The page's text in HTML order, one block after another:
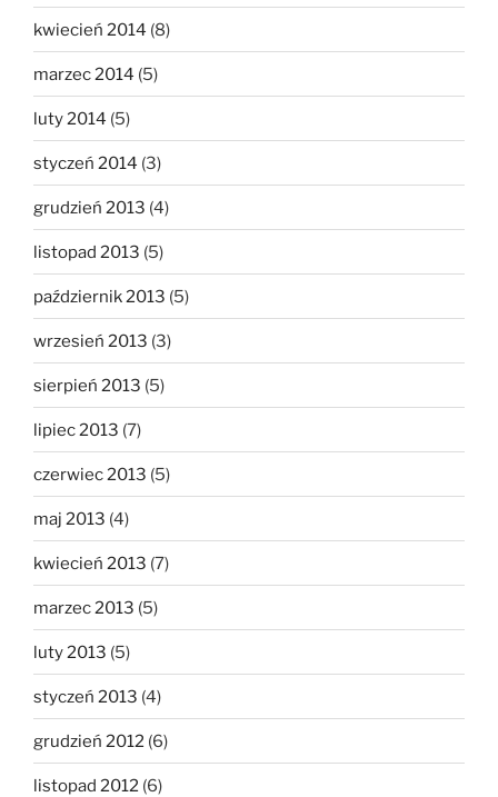
kwiecień 2014 (8)
marzec 2014 (5)
luty 2014 (5)
styczeń 2014 (3)
grudzień 2013 (4)
listopad 2013 (5)
październik 2013 (5)
wrzesień 2013 (3)
sierpień 2013 (5)
lipiec 2013 (7)
czerwiec 2013 (5)
maj 2013 (4)
kwiecień 2013 (7)
marzec 2013 (5)
luty 2013 (5)
styczeń 2013 (4)
grudzień 2012 (6)
listopad 2012 (6)